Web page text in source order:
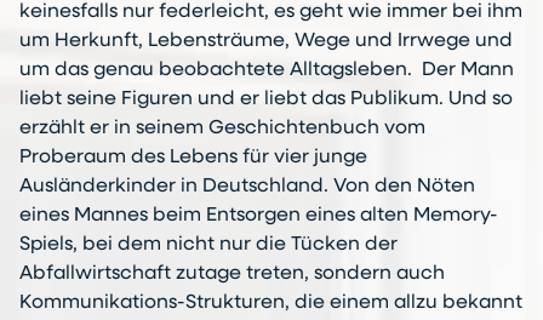
keinesfalls nur federleicht, es geht wie immer bei ihm
um Herkunft, Lebensträume, Wege und Irrwege und
um das genau beobachtete Alltagsleben. Der Mann
liebt seine Figuren und er liebt das Publikum. Und so
erzählt er in seinem Geschichtenbuch vom
Proberaum des Lebens für vier junge
Ausländerkinder in Deutschland. Von den Nöten
eines Mannes beim Entsorgen eines alten Memory-
Spiels, bei dem nicht nur die Tücken der
Abfallwirtschaft zutage treten, sondern auch
Kommunikations-Strukturen, die einem allzu bekannt